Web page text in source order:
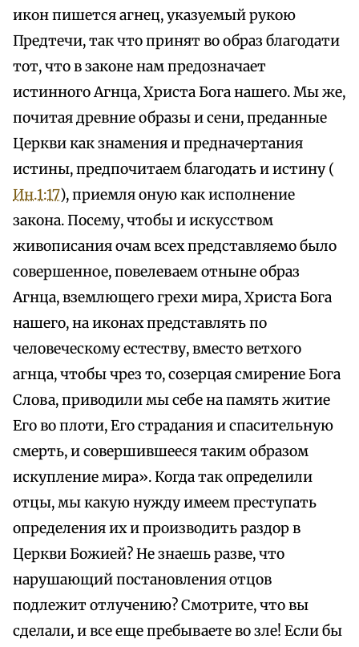
икон пишется агнец, указуемый рукою
Предтечи, так что принят во образ благодати
тот, что в законе нам предозначает
истинного Агнца, Христа Бога нашего. Мы же,
почитая древние образы и сени, преданные
Церкви как знамения и предначертания
истины, предпочитаем благодать и истину (
Ин.1:17), приемля оную как исполнение
закона. Посему, чтобы и искусством
живописания очам всех представляемо было
совершенное, повелеваем отныне образ
Агнца, вземлющего грехи мира, Христа Бога
нашего, на иконах представлять по
человеческому естеству, вместо ветхого
агнца, чтобы чрез то, созерцая смирение Бога
Слова, приводили мы себе на память житие
Его во плоти, Его страдания и спасительную
смерть, и совершившееся таким образом
искупление мира». Когда так определили
отцы, мы какую нужду имеем преступать
определения их и производить раздор в
Церкви Божией? Не знаешь разве, что
нарушающий постановления отцов
подлежит отлучению? Смотрите, что вы
сделали, и все еще пребываете во зле! Если бы